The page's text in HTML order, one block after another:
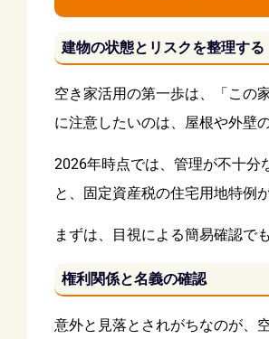
建物の状態とリスクを整理する
空き家活用の第一歩は、「この
に注意したいのは、屋根や外壁
2026年時点では、管理が不十分
と、固定資産税の住宅用地特例
まずは、目視による簡易確認で
権利関係と名義の確認
意外と見落とされがちなのが、